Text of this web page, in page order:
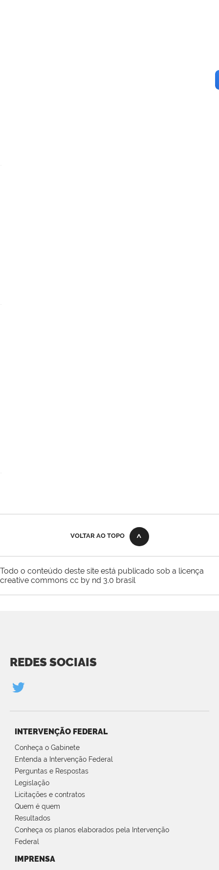
VOLTAR AO TOPO
Todo o conteúdo deste site está publicado sob a licença
creative commons cc by nd 3.0 brasil
REDES SOCIAIS
INTERVENÇÃO FEDERAL
Conheça o Gabinete
Entenda a Intervenção Federal
Perguntas e Respostas
Legislação
Licitações e contratos
Quem é quem
Resultados
Conheça os planos elaborados pela Intervenção
Federal
IMPRENSA